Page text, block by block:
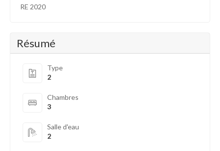
RE 2020
Résumé
Type
2
Chambres
3
Salle d'eau
2